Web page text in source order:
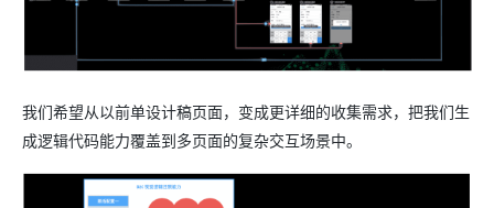
我们希望从以前单设计稿页面，变成更详细的收集需求，把我们生
成逻辑代码能力覆盖到多页面的复杂交互场景中。